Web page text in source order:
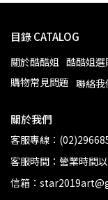
目錄 CATALOG
關於酷酷姐 酷酷姐
購物常見問題 聯絡我
關於我們
客服專線：
客服時間：營業時間
信箱：